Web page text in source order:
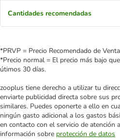
Cantidades recomendadas
*PRVP = Precio Recomendado de
*Precio normal = El precio más bajo
útimos 30 días.
zooplus tiene derecho a utilizar tu
enviarte publicidad directa sobre sus
similares. Puedes oponerte a ello en
ningún gasto adicional a los gastos
en contacto con el servicio de atención
información sobre protección de datos